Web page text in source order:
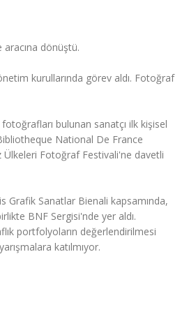
aracına dönüştü.
kurullarında görev aldı. Fotoğraf
bulunan sanatçı ilk kişisel
National De France
Ülkeleri Fotoğraf Festivali'ne davetli
Grafik Sanatlar Bienali kapsamında,
BNF Sergisi'nde yer aldı.
portfolyoların değerlendirilmesi
katılmıyor.